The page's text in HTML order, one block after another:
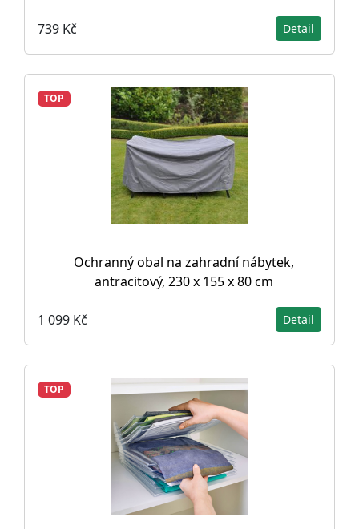
739 Kč Detail
TOP
Ochranný obal na zahradní nábytek,
antracitový, 230 x 155 x 80 cm
1 099 Kč Detail
TOP